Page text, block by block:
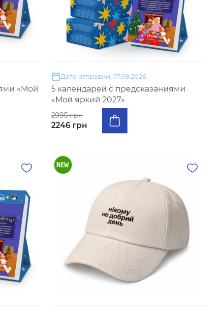
«Мой
Дата отправки: 17.09.2026
5 календарей с предсказаниями
«Мой яркий 2027»
2995 грн
2246 грн